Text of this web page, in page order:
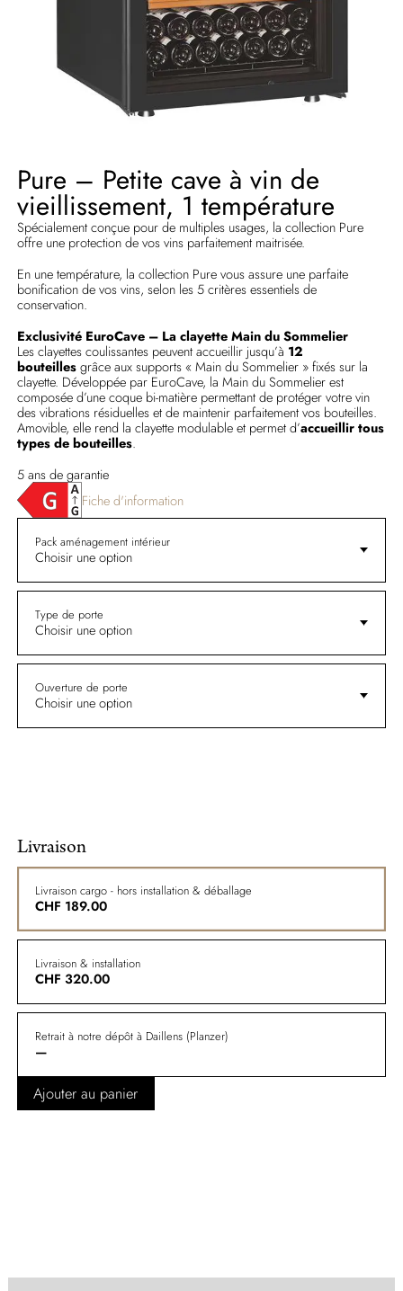
Pure – Petite cave à vin de
vieillissement, 1 température
Spécialement conçue pour de multiples usages, la collection Pure
offre une protection de vos vins parfaitement maitrisée.
En une température, la collection Pure vous assure une parfaite
bonification de vos vins, selon les 5 critères essentiels de
conservation.
Exclusivité EuroCave – La clayette Main du Sommelier
Les clayettes coulissantes peuvent accueillir jusqu’à 12
bouteillesgrâce aux supports « Main du Sommelier » fixés sur la
clayette. Développée par EuroCave, la Main du Sommelier est
composée d’une coque bi-matière permettant de protéger votre vin
des vibrations résiduelles et de maintenir parfaitement vos bouteilles.
Amovible, elle rend la clayette modulable et permet d’accueillir tous
types de bouteilles.
5 ans de garantie
Fiche d'information
Pack aménagement intérieur
Choisir une option
Type de porte
Choisir une option
Ouverture de porte
Choisir une option
Livraison
Livraison cargo - hors installation & déballage
CHF 189.00
Livraison & installation
CHF 320.00
Retrait à notre dépôt à Daillens (Planzer)
—
Ajouter au panier